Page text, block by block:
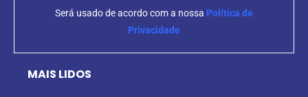
Será usado de acordo com a nossa Política de
Privacidade
MAIS LIDOS